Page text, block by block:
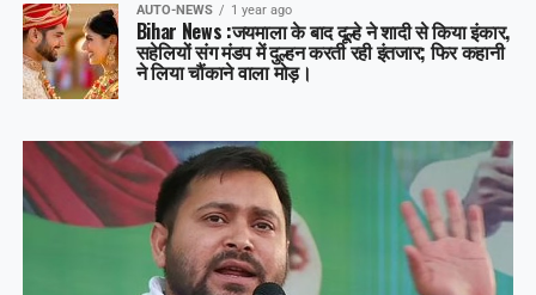
AUTO-NEWS 1 year ago
Bihar News :जयमाला के बाद दूल्हे ने शादी से किया इंकार,
सहेलियों संग मंडप में दुल्हन करती रही इंतजार; फिर कहानी
ने लिया चौंकाने वाला मोड़।